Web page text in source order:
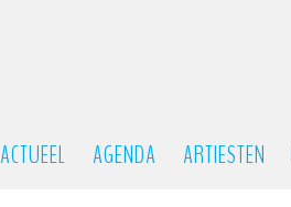
ACTUEEL AGENDA ARTIESTEN